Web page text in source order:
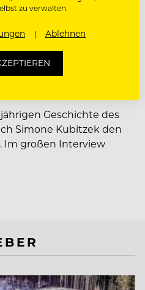
Wie die
die Next Gen
Geschichte des
Simone Kubitzek den
Im großen Interview
zu verwalten.
Ablehnen